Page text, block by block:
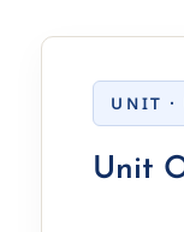
UNIT ·
Unit